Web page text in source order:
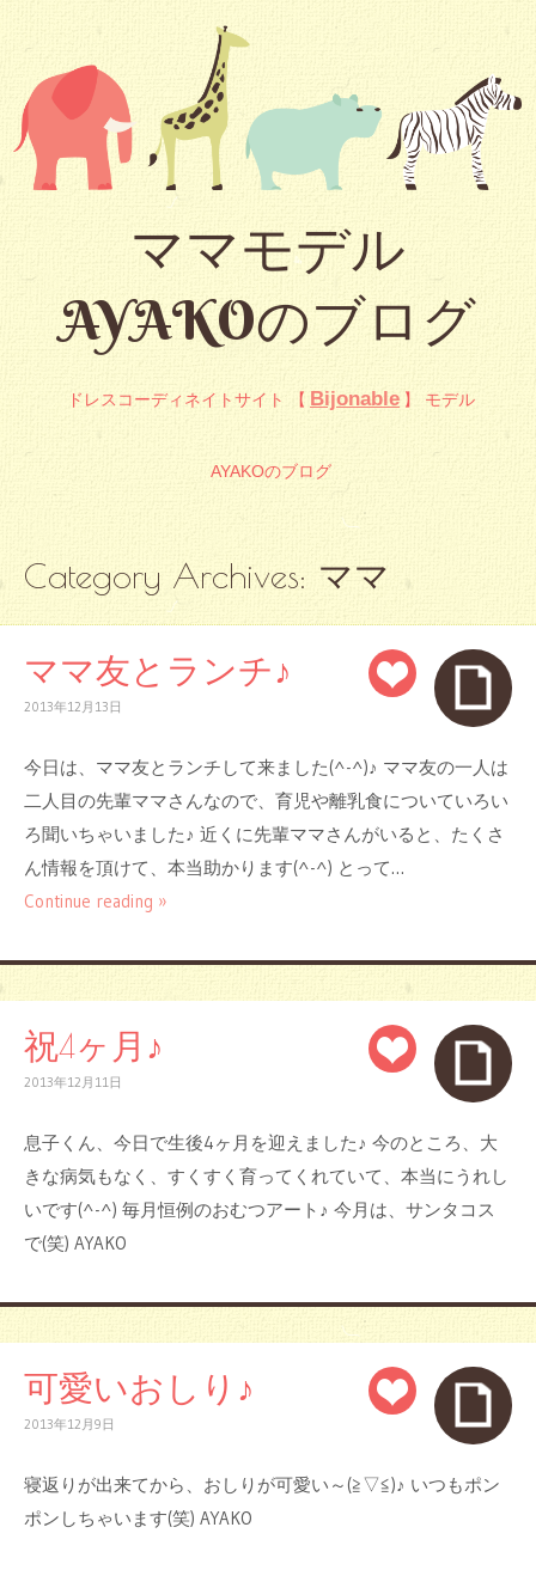
ママモデル
AYAKOのブログ
ドレスコーディネイトサイト 【 Bijonable 】 モデル
AYAKOのブログ
Category Archives: ママ
ママ友とランチ♪
2013年12月13日
今日は、ママ友とランチして来ました(^-^)♪ ママ友の一人は
二人目の先輩ママさんなので、育児や離乳食についていろい
ろ聞いちゃいました♪ 近くに先輩ママさんがいると、たくさ
ん情報を頂けて、本当助かります(^-^) とって…
Continue reading »
祝4ヶ月♪
2013年12月11日
息子くん、今日で生後4ヶ月を迎えました♪ 今のところ、大
きな病気もなく、すくすく育ってくれていて、本当にうれし
いです(^-^) 毎月恒例のおむつアート♪ 今月は、サンタコス
で(笑) AYAKO
可愛いおしり♪
2013年12月9日
寝返りが出来てから、おしりが可愛い～(≧▽≦)♪ いつもポン
ポンしちゃいます(笑) AYAKO